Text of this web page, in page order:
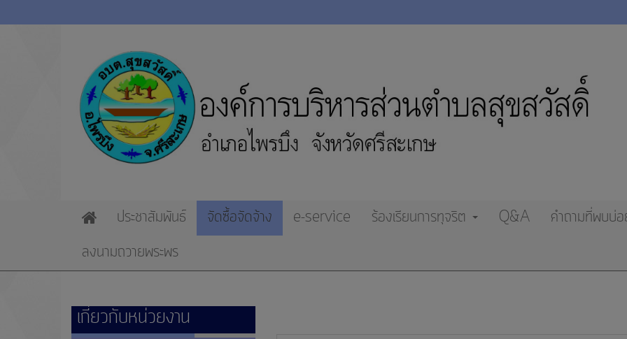
Home
ประชาสัมพันธ์ จัดซื้อจัดจ้าง e-service ร้องเรียนการทุจริต Q&A
คำถามที่พบบ่
ลงนามถวายพระพร
เกี่ยวกับหน่วยงาน